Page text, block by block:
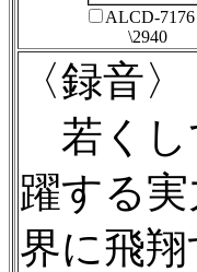
ALCD-
\2940
〈録音
若くし
躍する
界に飛